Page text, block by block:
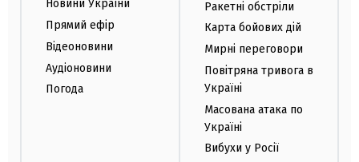
Новини України
Прямий ефір
Відеоновини
Аудіоновини
Погода
Ракетні обстріли
Карта бойових дій
Мирні переговори
Повітряна тривога в
Україні
Масована атака по
Україні
Вибухи у Росії